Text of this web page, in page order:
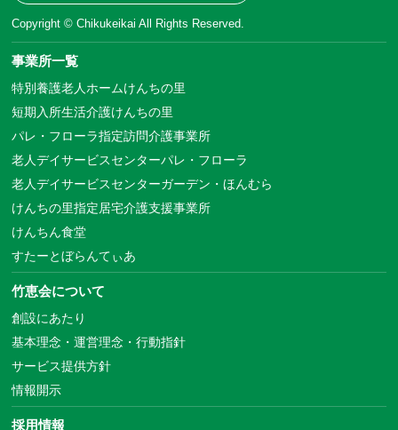
Copyright © Chikukeikai All Rights Reserved.
事業所一覧
特別養護老人ホームけんちの里
短期入所生活介護けんちの里
パレ・フローラ指定訪問介護事業所
老人デイサービスセンターパレ・フローラ
老人デイサービスセンターガーデン・ほんむら
けんちの里指定居宅介護支援事業所
けんちん食堂
すたーとぼらんてぃあ
竹恵会について
創設にあたり
基本理念・運営理念・行動指針
サービス提供方針
情報開示
採用情報